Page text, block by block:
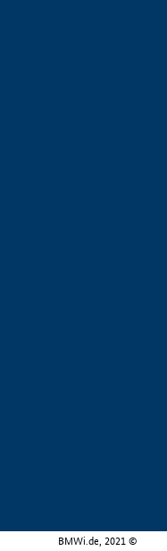
BMWi.de, 2021 ©